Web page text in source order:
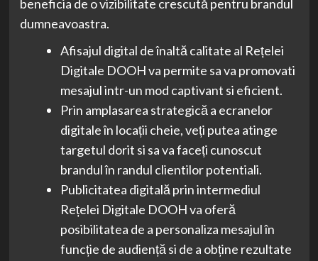
beneficia de o vizibilitate crescută pentru brandul
dumneavoastra.
Afisajul digital de înaltă calitate al Rețelei
Digitale DOOH va permite sa va promovati
mesajul intr-un mod captivant si eficient.
Prin amplasarea strategică a ecranelor
digitale în locații cheie, veți putea atinge
targetul dorit si sa va faceți cunoscut
brandul în randul clientilor potentiali.
Publicitatea digitală prin intermediul
Rețelei Digitale DOOH va oferă
posibilitatea de a personaliza mesajul în
funcție de audiență si de a obține rezultate